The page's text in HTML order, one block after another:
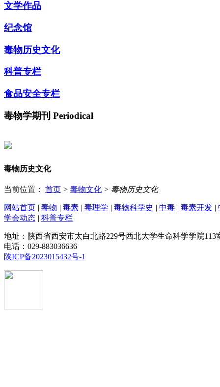
文学作品
纪念馆
毒物历史文化
科普专栏
食品安全专栏
毒物学期刊 Periodical
毒物历史文化
当前位置： 首页 > 毒物文化 > 毒物历史文化
网站首页 | 毒物 | 毒素 | 毒理学 | 毒物科学史 | 中毒 | 毒素开发 |
学会动态 | 科普专栏
地址：陕西省西安市太白北路229号西北大学生命科学学院113
电话：029-883036636
陕ICP备2023015432号-1